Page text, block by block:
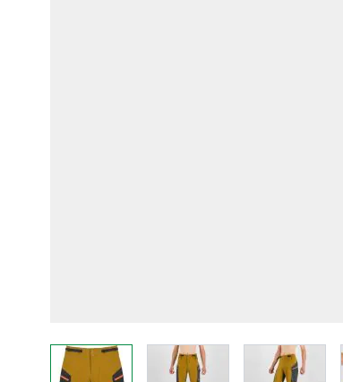
View larger imageView larger image
View